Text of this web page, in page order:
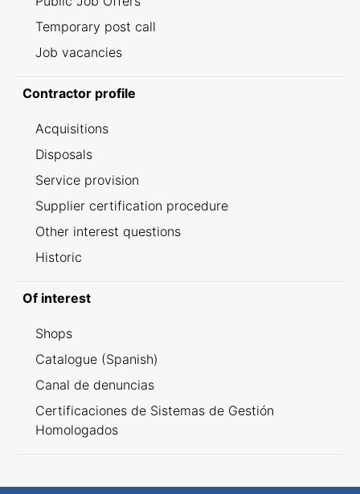
Temporary post call
Job vacancies
Contractor profile
Acquisitions
Disposals
Service provision
Supplier certification procedure
Other interest questions
Historic
Of interest
Shops
Catalogue (Spanish)
Canal de denuncias
Certificaciones de Sistemas de Gestión
Homologados